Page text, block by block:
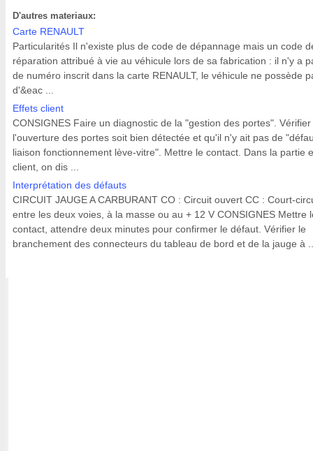
D'autres materiaux:
Carte RENAULT
Particularités Il n'existe plus de code de dépannage mais un code
réparation attribué à vie au véhicule lors de sa fabrication : il n'y a
de numéro inscrit dans la carte RENAULT, le véhicule ne possède
d'&eac ...
Effets client
CONSIGNES Faire un diagnostic de la "gestion des portes".
l'ouverture des portes soit bien détectée et qu'il n'y ait pas de
liaison fonctionnement lève-vitre". Mettre le contact. Dans la partie
client, on dis ...
Interprétation des défauts
CIRCUIT JAUGE A CARBURANT CO : Circuit ouvert CC : Court-
entre les deux voies, à la masse ou au + 12 V CONSIGNES Mettre
contact, attendre deux minutes pour confirmer le défaut. Vérifier le
branchement des connecteurs du tableau de bord et de la jauge à